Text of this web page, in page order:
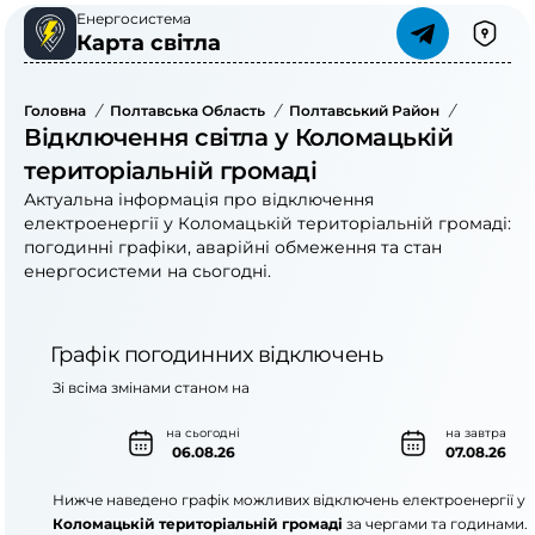
Енергосистема
Карта світла
Головна / Полтавська Область / Полтавський Район /
Відключення світла у Коломацькій
територіальній громаді
Актуальна інформація про відключення
електроенергії у Коломацькій територіальній громаді:
погодинні графіки, аварійні обмеження та стан
енергосистеми на сьогодні.
Графік погодинних відключень
на сьогодні
06.08.26
на завтра
07.08.26
Зі всіма змінами станом на
Нижче наведено графік можливих відключень електроенергії у
Коломацькій територіальній громаді за чергами та годинами.